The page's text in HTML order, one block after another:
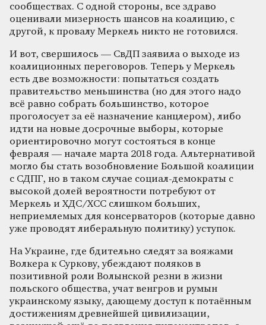
сообществах. С одной стороны, все здраво
оценивали мизерность шансов на коалицию, с
другой, к провалу Меркель никто не готовился.
И вот, свершилось — СвДП заявила о выходе из
коалиционных переговоров. Теперь у Меркель
есть две возможности: попытаться создать
правительство меньшинства (но для этого надо
всё равно собрать большинство, которое
проголосует за её назначение канцлером), либо
идти на новые досрочные выборы, которые
ориентировочно могут состояться в конце
февраля — начале марта 2018 года. Альтернативой
могло бы стать возобновление Большой коалиции
с СДПГ, но в таком случае социал-демократы с
высокой долей вероятности потребуют от
Меркель и ХДС/ХСС слишком больших,
неприемлемых для консерваторов (которые давно
уже проводят либеральную политику) уступок.
На Украине, где бдительно следят за вояжами
Волкера к Суркову, убеждают поляков в
позитивной роли Волынской резни в жизни
польского общества, учат венгров и румын
украинскому языку, дающему доступ к потаённым
достижениям древнейшей цивилизации,